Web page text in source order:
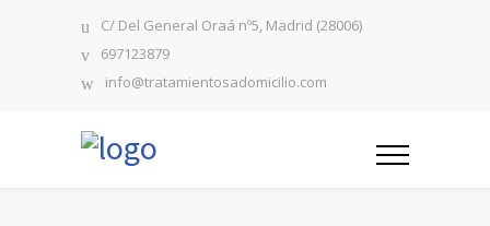
C/ Del General Oraá nº5, Madrid (28006)
697123879
info@tratamientosadomicilio.com